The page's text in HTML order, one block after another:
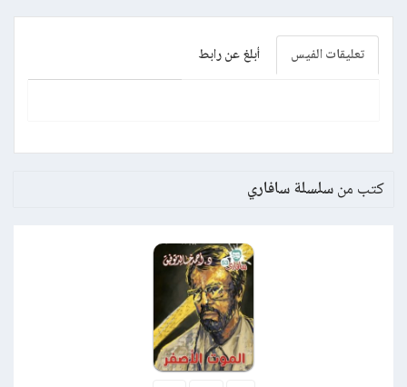
تعليقات الفيس أبلغ عن رابط
كتب من سلسلة سافاري